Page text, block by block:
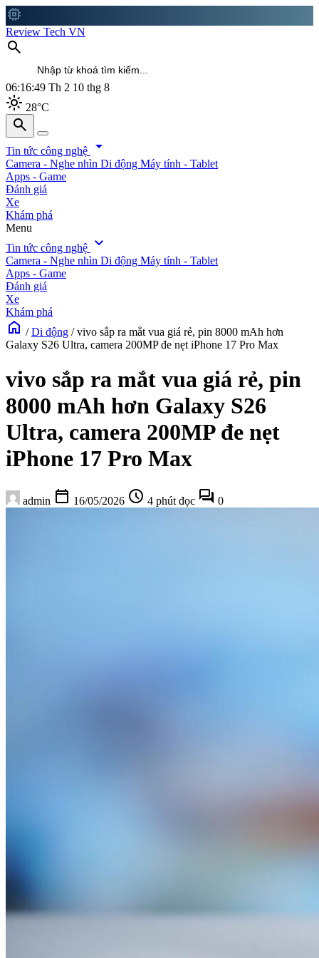
memory
Review Tech VN
search
06:16:51 Th 2 10 thg 8
light_mode 28°C
search
search
Tin tức công nghệ arrow_drop_down
Camera - Nghe nhìn Di động Máy tính - Tablet
Apps - Game
Đánh giá
Xe
Khám phá
Menu
Tin tức công nghệ expand_more
Camera - Nghe nhìn Di động Máy tính - Tablet
Apps - Game
Đánh giá
Xe
Khám phá
home / Di động / vivo sắp ra mắt vua giá rẻ, pin 8000 mAh hơn
Galaxy S26 Ultra, camera 200MP đe nẹt iPhone 17 Pro Max
vivo sắp ra mắt vua giá rẻ, pin
8000 mAh hơn Galaxy S26
Ultra, camera 200MP đe nẹt
iPhone 17 Pro Max
admin calendar_today 16/05/2026 schedule 4 phút đọc forum 0